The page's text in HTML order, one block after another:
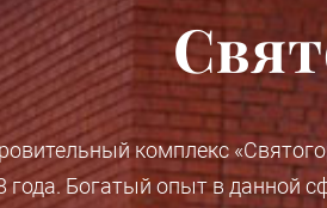
комплекс
года. Богатый опыт в данной